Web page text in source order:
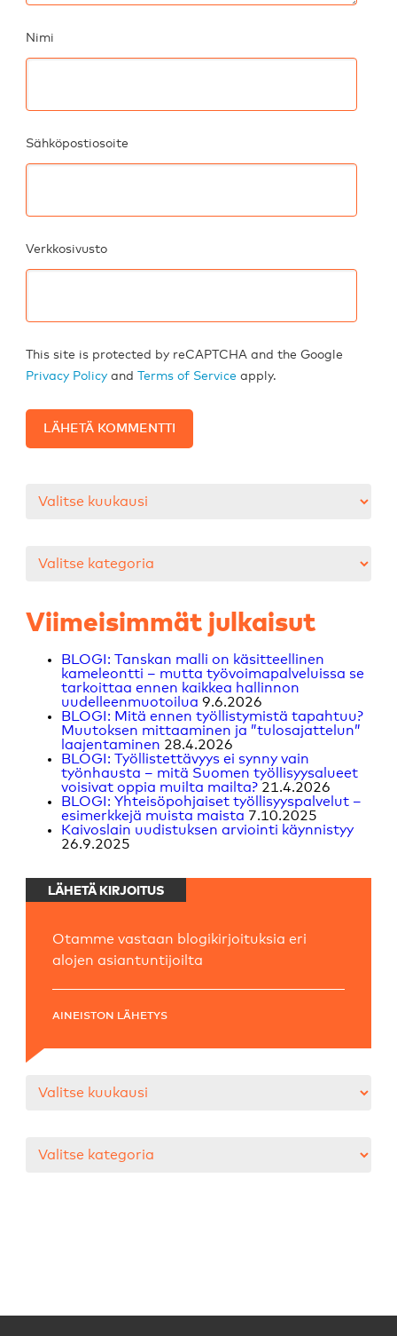
Nimi
Sähköpostiosoite
Verkkosivusto
This site is protected by reCAPTCHA and the Google
Privacy Policy andTerms of Service apply.
Viimeisimmät julkaisut
BLOGI: Tanskan malli on käsitteellinen
kameleontti – mutta työvoimapalveluissa se
tarkoittaa ennen kaikkea hallinnon
uudelleenmuotoilua 9.6.2026
BLOGI: Mitä ennen työllistymistä tapahtuu?
Muutoksen mittaaminen ja ”tulosajattelun”
laajentaminen 28.4.2026
BLOGI: Työllistettävyys ei synny vain
työnhausta – mitä Suomen työllisyysalueet
voisivat oppia muilta mailta? 21.4.2026
BLOGI: Yhteisöpohjaiset työllisyyspalvelut –
esimerkkejä muista maista 7.10.2025
Kaivoslain uudistuksen arviointi käynnistyy
26.9.2025
LÄHETÄ KIRJOITUS
Otamme vastaan blogikirjoituksia eri
alojen asiantuntijoilta
AINEISTON LÄHETYS